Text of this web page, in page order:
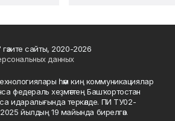
сайты, 2020-2026
данных
технологиялары һәм киң коммуникациялар
федераль хеҙмәттең Башҡортостан
идаралығында теркәлде. ПИ ТУ02-
йылдың 19 майында бирелгән.